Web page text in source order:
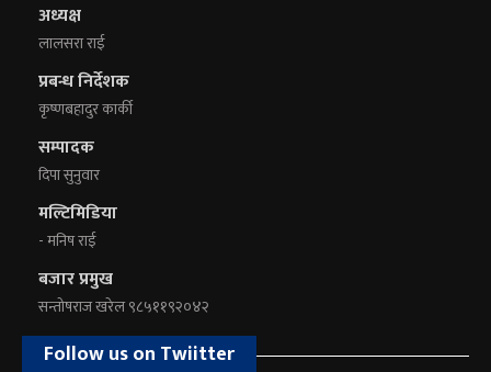
अध्यक्ष
लालसरा राई
प्रबन्ध निर्देशक
कृष्णबहादुर कार्की
सम्पादक
दिपा सुनुवार
मल्टिमिडिया
- मनिष राई
बजार प्रमुख
सन्तोषराज खरेल ९८५११९२०४२
Follow us on Twiitter